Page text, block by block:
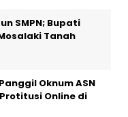
SMPN; Bupati
Tanah
Oknum ASN
Online di